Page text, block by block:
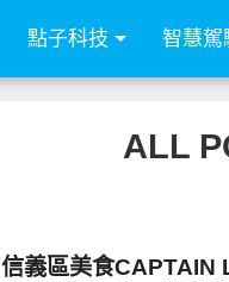
點子科技 智慧駕
ALL
信義區美食CAPTAIN